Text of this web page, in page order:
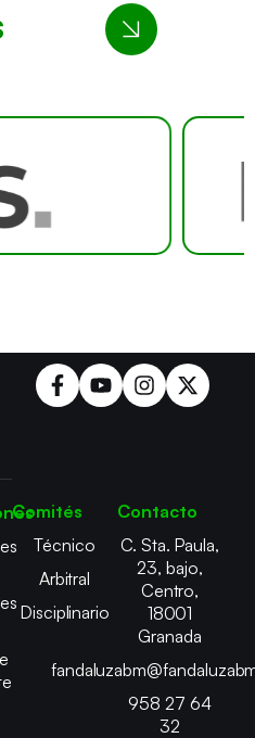
Comités
Técnico
Arbitral
Disciplinario
Contacto
C. Sta. Paula,
23, bajo,
Centro,
18001
Granada
958 27 64
32